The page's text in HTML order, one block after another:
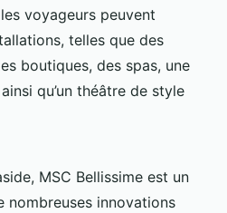
voyageurs peuvent
telles que des
boutiques, des spas, une
qu’un théâtre de style
MSC Bellissime est un
nombreuses innovations